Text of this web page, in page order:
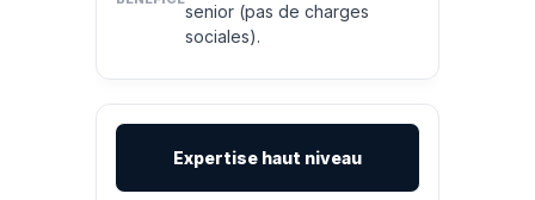
senior (pas de charges
sociales).
Expertise haut niveau